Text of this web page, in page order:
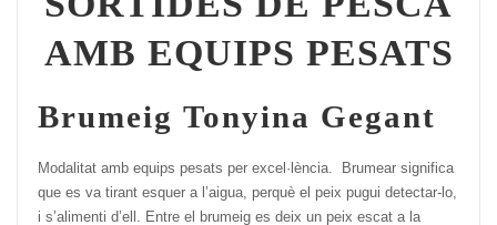
AMB EQUIPS PESATS
Brumeig Tonyina Gegant
Modalitat amb equips pesats per excel·lència. Brumear significa
que es va tirant esquer a l’aigua, perquè el peix pugui detectar-lo,
i s’alimenti d’ell. Entre el brumeig es deix un peix escat a la